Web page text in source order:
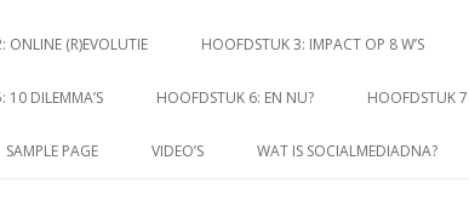
ONLINE (R)EVOLUTIE HOOFDSTUK 3: IMPACT OP 8 W’S
10 DILEMMA’S HOOFDSTUK 6: EN NU? HOOFDSTUK
SAMPLE PAGE VIDEO’S WAT IS SOCIALMEDIADNA?